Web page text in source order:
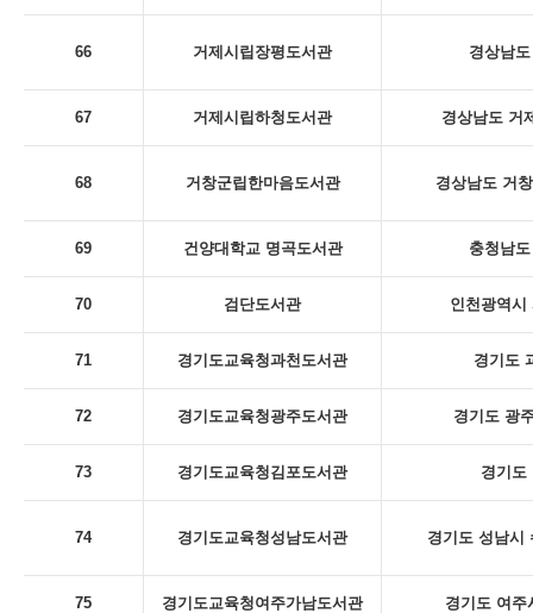
66 거제시립장평도서관 경상남
67 거제시립하청도서관 경상남도 거
68 거창군립한마음도서관 경상남도 거
69 건양대학교 명곡도서관 충청남
70 검단도서관 인천광역시
71 경기도교육청과천도서관 경기도
72 경기도교육청광주도서관 경기도 광
73 경기도교육청김포도서관 경기도
74 경기도교육청성남도서관 경기도 성남시
75 경기도교육청여주가남도서관 경기도 여주